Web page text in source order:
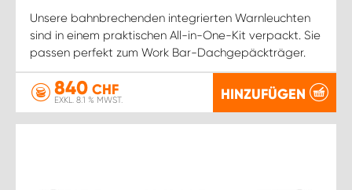
Unsere bahnbrechenden integrierten Warnleuchten
sind in einem praktischen All-in-One-Kit verpackt. Sie
passen perfekt zum Work Bar-Dachgepäckträger.
840 CHF
EXKL. 8.1 % MWST. HINZUFÜGEN